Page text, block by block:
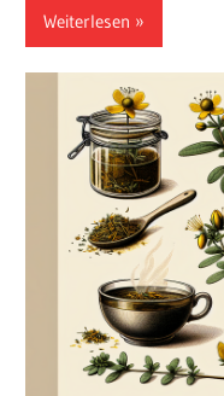
Weiterlesen